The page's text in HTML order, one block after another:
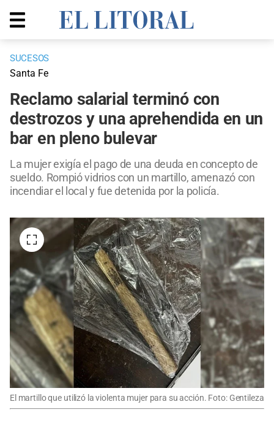
SUCESOS
Santa Fe
Reclamo salarial terminó con
destrozos y una aprehendida en un
bar en pleno bulevar
La mujer exigía el pago de una deuda en concepto de
sueldo. Rompió vidrios con un martillo, amenazó con
incendiar el local y fue detenida por la policía.
El martillo que utilizó la violenta mujer para su acción. Foto: Gentileza